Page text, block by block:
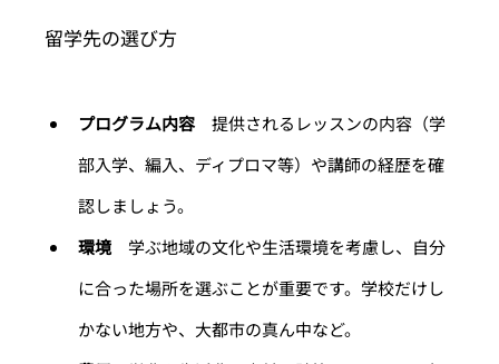
留学先の選び方
プログラム内容 提供されるレッスンの内容（学
部入学、編入、ディプロマ等）や講師の経歴を確
認しましょう。
環境 学ぶ地域の文化や生活環境を考慮し、自分
に合った場所を選ぶことが重要です。学校だけし
かない地方や、大都市の真ん中など。